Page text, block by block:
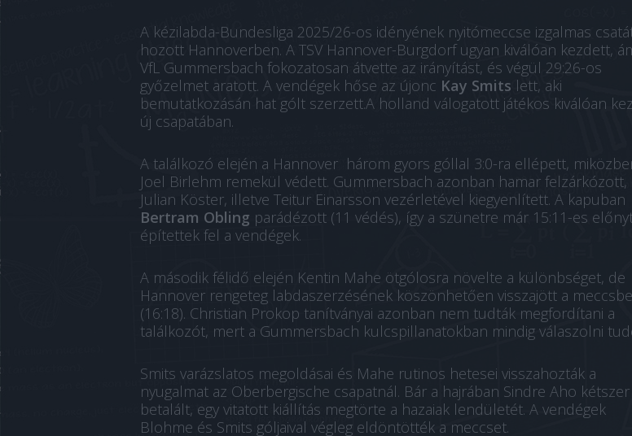
A kézilabda-Bundesliga 2025/26-os idényének nyitómeccse izgalmas
hozott Hannoverben. A TSV Hannover-Burgdorf ugyan kiválóan kezdett,
VfL Gummersbach fokozatosan átvette az irányítást, és végül 29:26-os
győzelmet aratott. A vendégek hőse az újonc Kay Smits lett, aki
bemutatkozásán hat gólt szerzett.A holland válogatott játékos kiválóan
új csapatában.
A találkozó elején a Hannover három gyors góllal 3:0-ra ellépett,
Joel Birlehm remekül védett. Gummersbach azonban hamar felzárkózott,
Julian Köster, illetve Teitur Einarsson vezérletével kiegyenlített. A kapuban
Bertram Obling parádézott (11 védés), így a szünetre már 15:11-es
építettek fel a vendégek.
A második félidő elején Kentin Mahe ötgólosra növelte a különbséget, de
Hannover rengeteg labdaszerzésének köszönhetően visszajött a meccsbe
(16:18). Christian Prokop tanítványai azonban nem tudták megfordítani a
találkozót, mert a Gummersbach kulcspillanatokban mindig válaszolni
Smits varázslatos megoldásai és Mahe rutinos hetesei visszahozták a
nyugalmat az Oberbergische csapatnál. Bár a hajrában Sindre Aho kétszer
betalált, egy vitatott kiállítás megtörte a hazaiak lendületét. A vendégek
Blohme és Smits góljaival végleg eldöntötték a meccset.